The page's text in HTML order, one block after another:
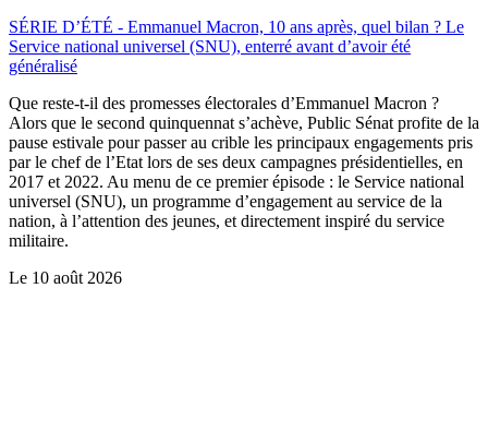
SÉRIE D’ÉTÉ - Emmanuel Macron, 10 ans après, quel bilan ? Le
Service national universel (SNU), enterré avant d’avoir été
généralisé
Que reste-t-il des promesses électorales d’Emmanuel Macron ?
Alors que le second quinquennat s’achève, Public Sénat profite de la
pause estivale pour passer au crible les principaux engagements pris
par le chef de l’Etat lors de ses deux campagnes présidentielles, en
2017 et 2022. Au menu de ce premier épisode : le Service national
universel (SNU), un programme d’engagement au service de la
nation, à l’attention des jeunes, et directement inspiré du service
militaire.
Le 10 août 2026